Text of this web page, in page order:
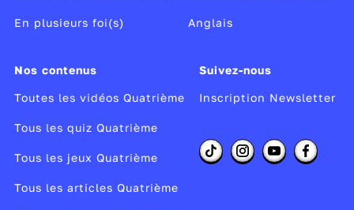
En plusieurs foi(s) Anglais
Nos contenus
Toutes les vidéos Quatrième
Tous les quiz Quatrième
Tous les jeux Quatrième
Tous les articles Quatrième
Suivez-nous
Inscription Newsletter